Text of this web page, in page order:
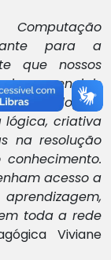
para a
que nossos
essenciais
tecnologias,
lógica, criativa
na resolução
acesso a
toda a rede
Viviane